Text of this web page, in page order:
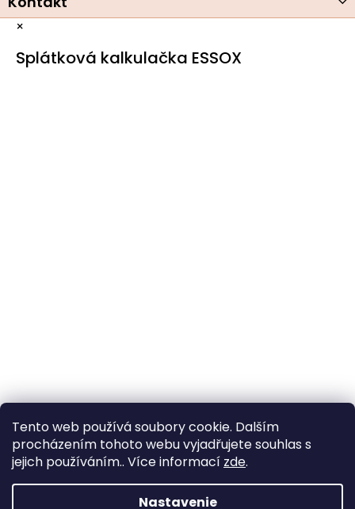
Tento web používá soubory cookie. Dalším
procházením tohoto webu vyjadřujete souhlas s
jejich používáním.. Více informací zde.
Nastavenie
×
Splátková kalkulačka ESSOX